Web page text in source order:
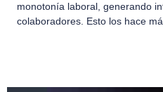
monotonía laboral, generando
colaboradores. Esto los hace